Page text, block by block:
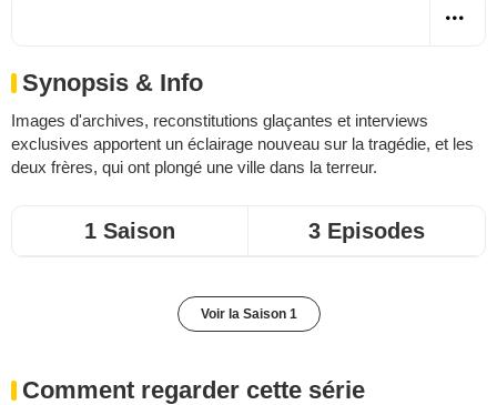
Synopsis & Info
Images d'archives, reconstitutions glaçantes et interviews
exclusives apportent un éclairage nouveau sur la tragédie, et les
deux frères, qui ont plongé une ville dans la terreur.
1 Saison 3 Episodes
Voir la Saison 1
Comment regarder cette série